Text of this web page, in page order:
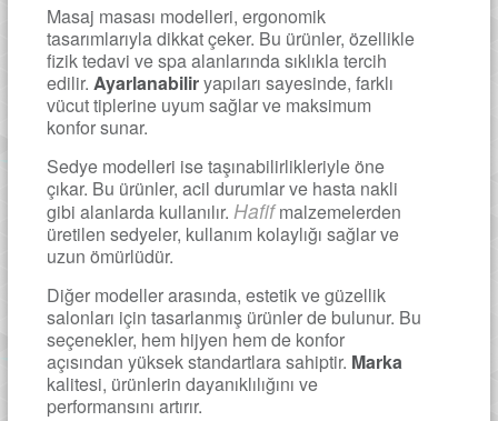
Masaj masası modelleri, ergonomik
tasarımlarıyla dikkat çeker. Bu ürünler, özellikle
fizik tedavi ve spa alanlarında sıklıkla tercih
edilir. Ayarlanabiliryapıları sayesinde, farklı
vücut tiplerine uyum sağlar ve maksimum
konfor sunar.
Sedye modelleri ise taşınabilirlikleriyle öne
çıkar. Bu ürünler, acil durumlar ve hasta nakli
gibi alanlarda kullanılır. Hafifmalzemelerden
üretilen sedyeler, kullanım kolaylığı sağlar ve
uzun ömürlüdür.
Diğer modeller arasında, estetik ve güzellik
salonları için tasarlanmış ürünler de bulunur. Bu
seçenekler, hem hijyen hem de konfor
açısından yüksek standartlara sahiptir. Marka
kalitesi, ürünlerin dayanıklılığını ve
performansını artırır.